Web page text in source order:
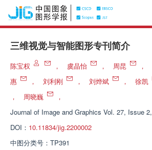
三维视觉与智能图形专刊简介
陈宝权 ， 虞晶怡 ， 周昆 ，
惠
， 刘利刚 ， 刘烨斌 ， 徐凯
，
周晓巍
，
Journal of Image and Graphics Vol. 27, Issue
DOI： 10.11834/jig.2200002
中图分类号： TP391